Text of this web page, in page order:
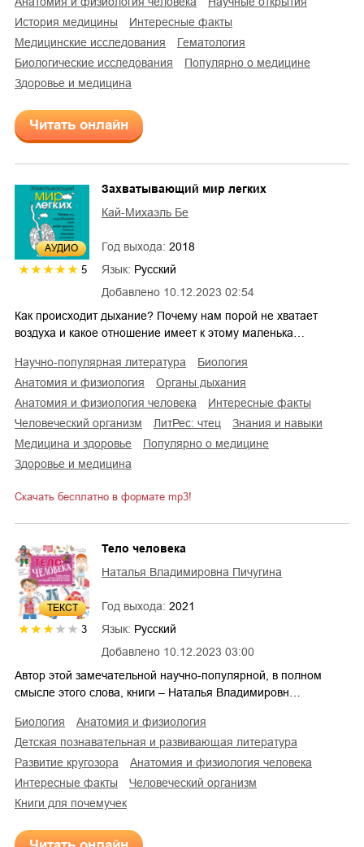
история медицины
интересные факты
медицинские исследования
гематология
биологические исследования
популярно о медицине
здоровье и медицина
Читать онлайн
AУДИО
5
Добавлено 10.12.2023 02:54
Захватывающий мир легких
Кай-Михаэль Бе
Год выхода: 2018
Язык: Русский
Как происходит дыхание? Почему нам порой не хватает
воздуха и какое отношение имеет к этому маленька…
научно-популярная литература
биология
анатомия и физиология
органы дыхания
анатомия и физиология человека
интересные факты
человеческий организм
ЛитРес: чтец
знания и навыки
медицина и здоровье
популярно о медицине
здоровье и медицина
Скачать бесплатно в формате mp3!
ТЕКСТ
3
Добавлено 10.12.2023 03:00
Тело человека
Наталья Владимировна Пичугина
Год выхода: 2021
Язык: Русский
Автор этой замечательной научно-популярной, в полном
смысле этого слова, книги – Наталья Владимировн…
биология
анатомия и физиология
детская познавательная и развивающая литература
развитие кругозора
анатомия и физиология человека
интересные факты
человеческий организм
книги для почемучек